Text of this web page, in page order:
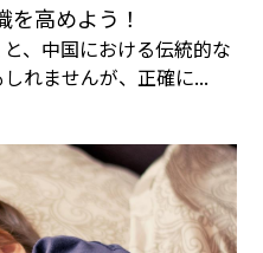
高めよう！
、中国における伝統的な
れませんが、正確に...